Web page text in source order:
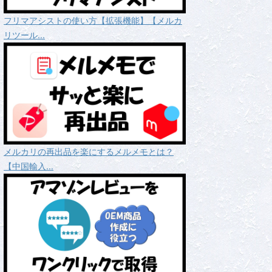
フリマアシストの使い方【拡張機能】【メルカ
リツール...
メルカリの再出品を楽にするメルメモとは？
【中国輸入...